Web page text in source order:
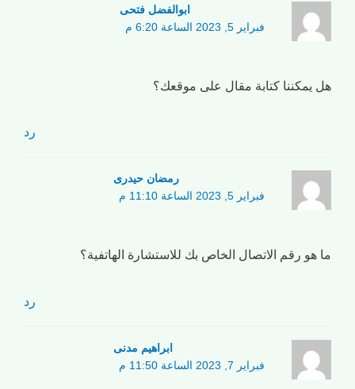
ابوالفضل فتحی
فبراير 5, 2023 الساعة 6:20 م
هل يمكننا كتابة مقال على موقعك؟
رد
رمضان حیدری
فبراير 5, 2023 الساعة 11:10 م
ما هو رقم الاتصال الخاص بك للاستشارة الهاتفية؟
رد
ابراهیم مدنی
فبراير 7, 2023 الساعة 11:50 م